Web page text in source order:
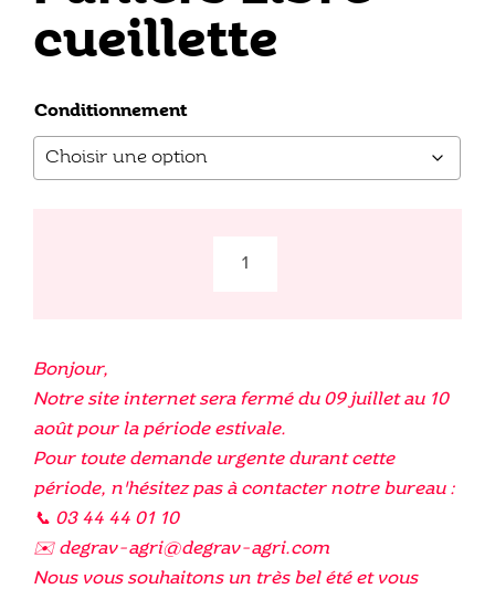
cueillette
Conditionnement
cueillette
Bonjour,
Notre site internet sera fermé du 09 juillet au 10
août pour la période estivale.
Pour toute demande urgente durant cette
période, n'hésitez pas à contacter notre bureau :
📞 03 44 44 01 10
✉️ degrav-agri@degrav-agri.com
Nous vous souhaitons un très bel été et vous